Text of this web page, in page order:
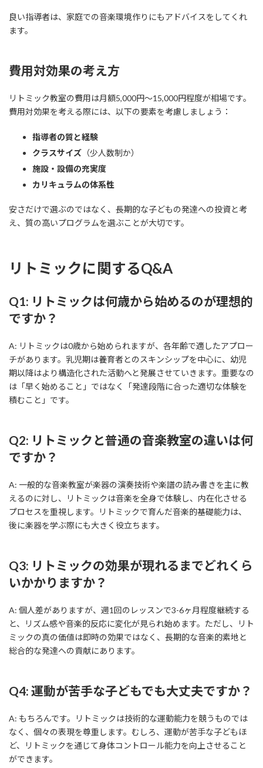
良い指導者は、家庭での音楽環境作りにもアドバイスをしてくれ
ます。
費用対効果の考え方
リトミック教室の費用は月額5,000円～15,000円程度が相場です。
費用対効果を考える際には、以下の要素を考慮しましょう：
指導者の質と経験
クラスサイズ （少人数制か）
施設・設備の充実度
カリキュラムの体系性
安さだけで選ぶのではなく、長期的な子どもの発達への投資と考
え、質の高いプログラムを選ぶことが大切です。
リトミックに関するQ&A
Q1: リトミックは何歳から始めるのが理想的
ですか？
A: リトミックは0歳から始められますが、各年齢で適したアプロー
チがあります。乳児期は養育者とのスキンシップを中心に、幼児
期以降はより構造化された活動へと発展させていきます。重要なの
は「早く始めること」ではなく「発達段階に合った適切な体験を
積むこと」です。
Q2: リトミックと普通の音楽教室の違いは何
ですか？
A: 一般的な音楽教室が楽器の演奏技術や楽譜の読み書きを主に教
えるのに対し、リトミックは音楽を全身で体験し、内在化させる
プロセスを重視します。リトミックで育んだ音楽的基礎能力は、
後に楽器を学ぶ際にも大きく役立ちます。
Q3: リトミックの効果が現れるまでどれくら
いかかりますか？
A: 個人差がありますが、週1回のレッスンで3-6ヶ月程度継続する
と、リズム感や音楽的反応に変化が見られ始めます。ただし、リト
ミックの真の価値は即時の効果ではなく、長期的な音楽的素地と
総合的な発達への貢献にあります。
Q4: 運動が苦手な子どもでも大丈夫ですか？
A: もちろんです。リトミックは技術的な運動能力を競うものでは
なく、個々の表現を尊重します。むしろ、運動が苦手な子どもほ
ど、リトミックを通じて身体コントロール能力を向上させること
ができます。